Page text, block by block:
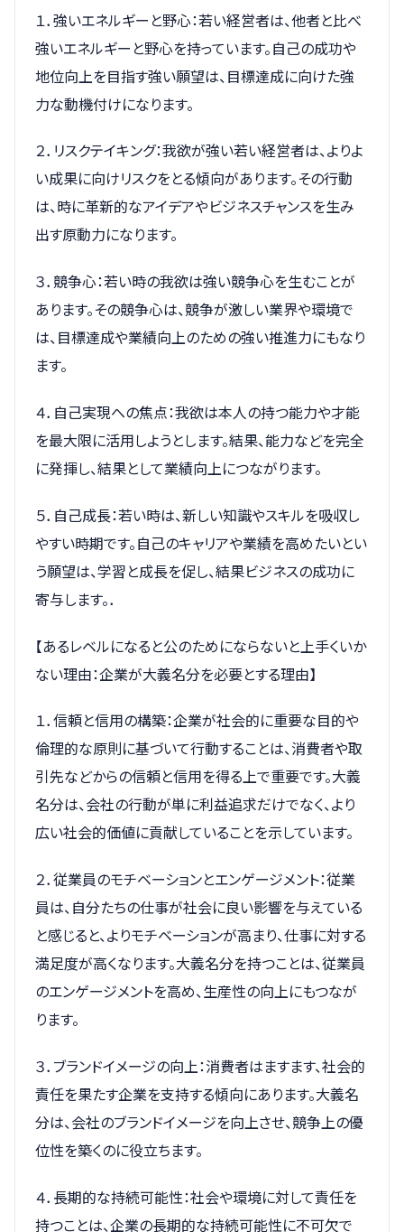
１．強いエネルギーと野心：若い経営者は、他者と比べ
強いエネルギーと野心を持っています。自己の成功や
地位向上を目指す強い願望は、目標達成に向けた強
力な動機付けになります。
２．リスクテイキング：我欲が強い若い経営者は、よりよ
い成果に向けリスクをとる傾向があります。その行動
は、時に革新的なアイデアやビジネスチャンスを生み
出す原動力になります。
３．競争心：若い時の我欲は強い競争心を生むことが
あります。その競争心は、競争が激しい業界や環境で
は、目標達成や業績向上のための強い推進力にもなり
ます。
４．自己実現への焦点：我欲は本人の持つ能力や才能
を最大限に活用しようとします。結果、能力などを完全
に発揮し、結果として業績向上につながります。
５．自己成長：若い時は、新しい知識やスキルを吸収し
やすい時期です。自己のキャリアや業績を高めたいとい
う願望は、学習と成長を促し、結果ビジネスの成功に
寄与します。．
【あるレベルになると公のためにならないと上手くいか
ない理由：企業が大義名分を必要とする理由】
１．信頼と信用の構築：企業が社会的に重要な目的や
倫理的な原則に基づいて行動することは、消費者や取
引先などからの信頼と信用を得る上で重要です。大義
名分は、会社の行動が単に利益追求だけでなく、より
広い社会的価値に貢献していることを示しています。
２．従業員のモチベーションとエンゲージメント：従業
員は、自分たちの仕事が社会に良い影響を与えている
と感じると、よりモチベーションが高まり、仕事に対する
満足度が高くなります。大義名分を持つことは、従業員
のエンゲージメントを高め、生産性の向上にもつなが
ります。
３．ブランドイメージの向上：消費者はますます、社会的
責任を果たす企業を支持する傾向にあります。大義名
分は、会社のブランドイメージを向上させ、競争上の優
位性を築くのに役立ちます。
４．長期的な持続可能性：社会や環境に対して責任を
持つことは、企業の長期的な持続可能性に不可欠で